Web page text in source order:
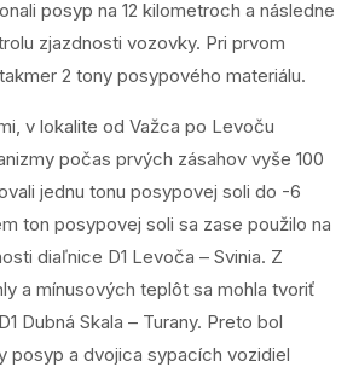
posyp na 12 kilometroch a následne
zjazdnosti vozovky. Pri prvom
2 tony posypového materiálu.
v lokalite od Važca po Levoču
počas prvých zásahov vyše 100
jednu tonu posypovej soli do -6
ton posypovej soli sa zase použilo na
diaľnice D1 Levoča – Svinia. Z
a mínusových teplôt sa mohla tvoriť
Dubná Skala – Turany. Preto bol
posyp a dvojica sypacích vozidiel